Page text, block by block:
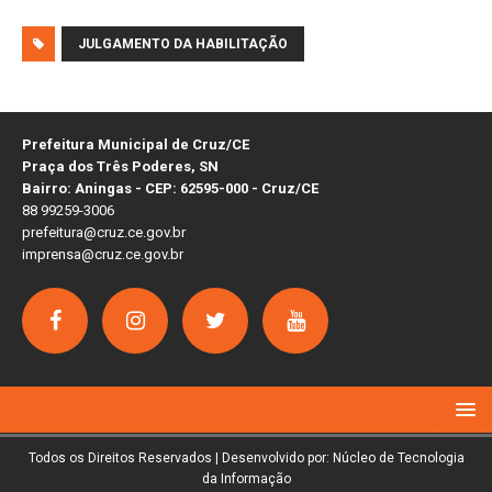
JULGAMENTO DA HABILITAÇÃO
Prefeitura Municipal de Cruz/CE
Praça dos Três Poderes, SN
Bairro: Aningas - CEP: 62595-000 - Cruz/CE
88 99259-3006
prefeitura@cruz.ce.gov.br
imprensa@cruz.ce.gov.br
Todos os Direitos Reservados | Desenvolvido por: Núcleo de Tecnologia
da Informação